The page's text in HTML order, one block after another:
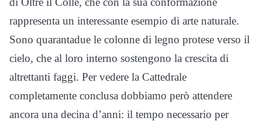
rappresenta un interessante esempio di arte naturale.
Sono quarantadue le colonne di legno protese verso il
cielo, che al loro interno sostengono la crescita di
altrettanti faggi. Per vedere la Cattedrale
completamente conclusa dobbiamo però attendere
ancora una decina d’anni: il tempo necessario per